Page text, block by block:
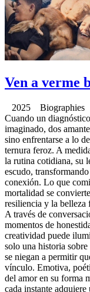
Ven a verme
2025 Biographies
Cuando un
imaginado, dos
sino enfrentarse a lo
ternura feroz. A
la rutina cotidiana, su
escudo,
conexión. Lo que
mortalidad se
resiliencia y la belleza
A través de
momentos de
creatividad puede
solo una historia
se niegan a permitir
vínculo. Emotiva,
del amor en su forma
cada instante